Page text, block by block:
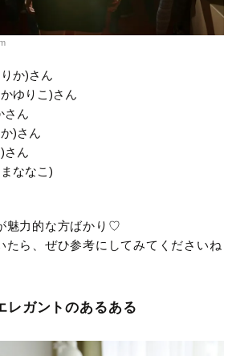
か)さん
ゆりこ)さん
さん
)さん
さん
ななこ)
魅力的な方ばかり♡
たら、ぜひ参考にしてみてくださいね
レガントのあるある